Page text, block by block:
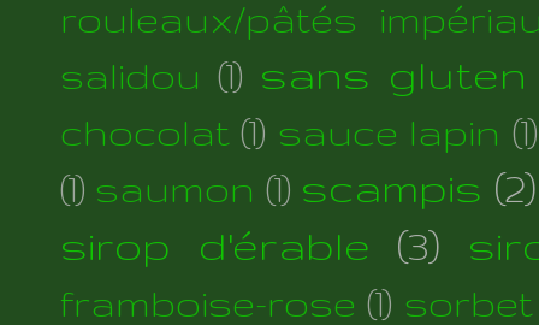
rouleaux/pâtés
salidou (1) sans gluten
chocolat (1) sauce lapin (1)
(1) saumon (1) scampis (2)
sirop d'érable
(3)
framboise-rose (1)